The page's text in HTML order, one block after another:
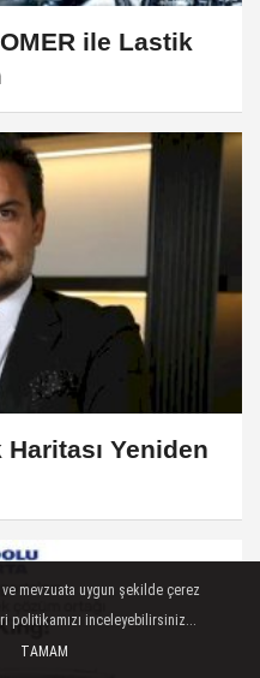
ile Lastik
Yeniden
mevzuata uygun şekilde çerez
politikamızı inceleyebilirsiniz...
TAMAM